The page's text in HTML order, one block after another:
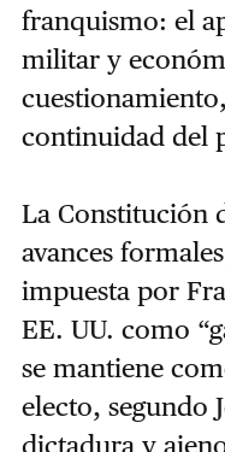
franquismo: el
militar y
continuidad del
La Constitución
avances
impuesta por
EE. UU. como
se mantiene
electo, segundo
dictadura y